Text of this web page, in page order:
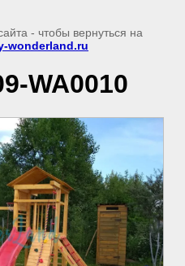
- чтобы вернуться на
wonderland.ru
WA0010